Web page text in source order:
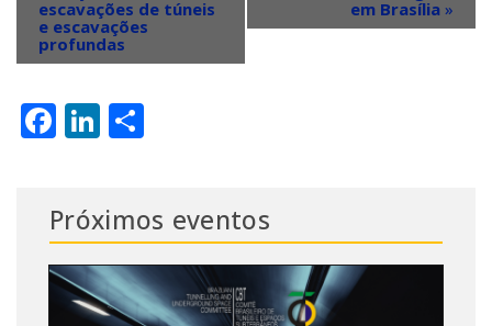
escavações de túneis
e escavações
profundas
em Brasília »
Facebook
LinkedIn
Próximos eventos